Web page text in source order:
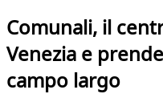
Comunali, il
Venezia e
campo largo